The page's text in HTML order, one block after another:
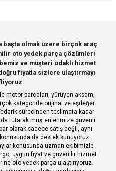
bulunuyor.
pahalı.
olmalı.
Paylaş
başta olmak üzere birçok araç
oto yedek parça çözümleri
ve müşteri odaklı hizmet
fiyatla sizlere ulaştırmayı
motor parçaları, yürüyen aksam,
kategoride orijinal ve eşdeğer
sürecinden teslimata kadar
tutarak müşterilerimize güvenli
olarak sadece satış değil, aynı
da destek sunuyoruz.
konusunda uzman ekibimizle
uygun fiyat ve güvenilir hizmet
oto yedek parça ulaştırıyoruz.